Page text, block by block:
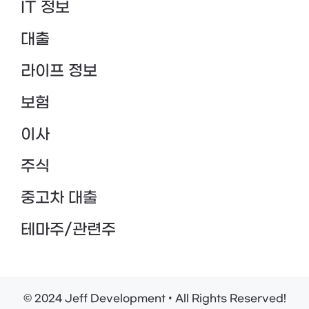
IT 정보
대출
라이프 정보
보험
이사
주식
중고차 대출
테마주/관련주
© 2024 Jeff Development • All Rights Reserved!